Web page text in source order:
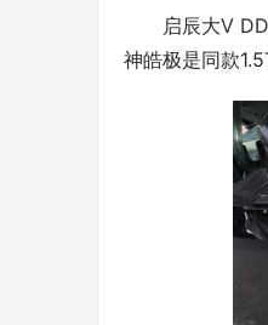
启辰大V
神皓极是同款